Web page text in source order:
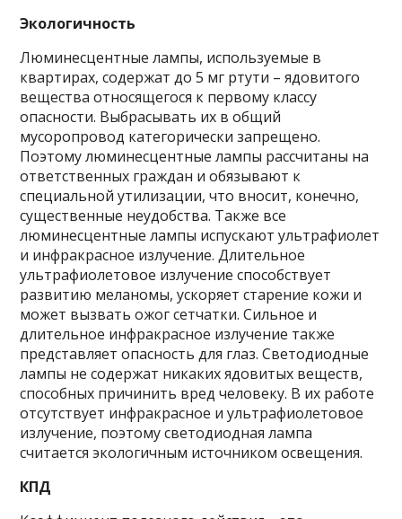
Экологичность
Люминесцентные лампы, используемые в
квартирах, содержат до 5 мг ртути – ядовитого
вещества относящегося к первому классу
опасности. Выбрасывать их в общий
мусоропровод категорически запрещено.
Поэтому люминесцентные лампы рассчитаны на
ответственных граждан и обязывают к
специальной утилизации, что вносит, конечно,
существенные неудобства. Также все
люминесцентные лампы испускают ультрафиолет
и инфракрасное излучение. Длительное
ультрафиолетовое излучение способствует
развитию меланомы, ускоряет старение кожи и
может вызвать ожог сетчатки. Сильное и
длительное инфракрасное излучение также
представляет опасность для глаз. Светодиодные
лампы не содержат никаких ядовитых веществ,
способных причинить вред человеку. В их работе
отсутствует инфракрасное и ультрафиолетовое
излучение, поэтому светодиодная лампа
считается экологичным источником освещения.
КПД